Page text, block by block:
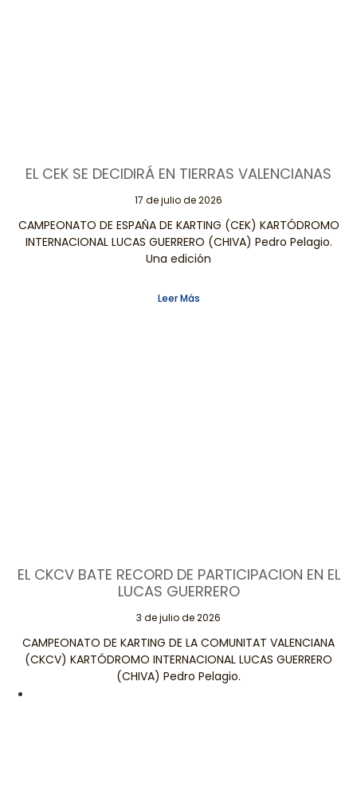
EL CEK SE DECIDIRÁ EN TIERRAS VALENCIANAS
17 de julio de 2026
CAMPEONATO DE ESPAÑA DE KARTING (CEK) KARTÓDROMO
INTERNACIONAL LUCAS GUERRERO (CHIVA) Pedro Pelagio.
Una edición
Leer Más
EL CKCV BATE RECORD DE PARTICIPACION EN EL
LUCAS GUERRERO
3 de julio de 2026
CAMPEONATO DE KARTING DE LA COMUNITAT VALENCIANA
(CKCV) KARTÓDROMO INTERNACIONAL LUCAS GUERRERO
(CHIVA) Pedro Pelagio.